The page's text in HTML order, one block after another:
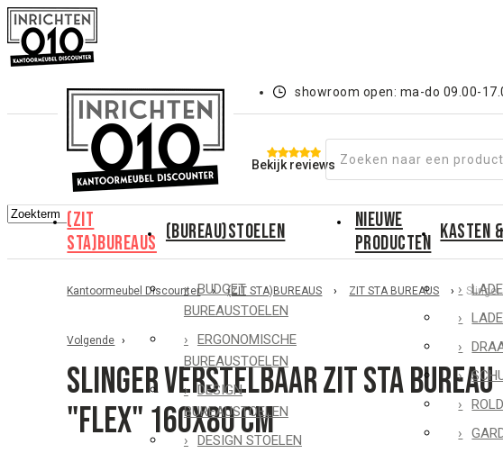
showroom open: ma-do 09.00-
Bekijk reviews
(ZIT
STA)BUREAUS (BUREAU)STOELEN
BUDGET
BUREAUSTOELEN
ERGONOMISCHE
BUREAUSTOELEN
DESIGN
BUREAUSTOELEN
DESIGN STOELEN
NIEUWE
PRODUCTEN KASTEN
Kantoormeubel Discounter › (ZIT STA)BUREAUS › ZIT STA BUREAUS ›
Volgende
Slinger verstelbaar zit sta bureau
"Flex" 160x80 cm